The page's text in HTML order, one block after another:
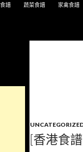
譜 蔬菜食譜 家禽食譜
[香港食